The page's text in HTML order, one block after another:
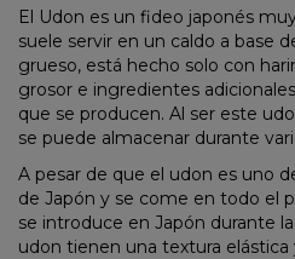
El Udon es un fideo japonés
suele servir en un caldo a base
grueso, está hecho solo con
grosor e ingredientes
que se producen. Al ser este
se puede almacenar durante
A pesar de que el udon es uno
de Japón y se come en todo el
se introduce en Japón durante
udon tienen una textura elástica